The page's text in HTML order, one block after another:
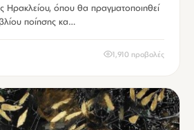
Ηρακλείου, όπου θα πραγματοποιηθεί
ποίησης κα…
1,910 προβολές